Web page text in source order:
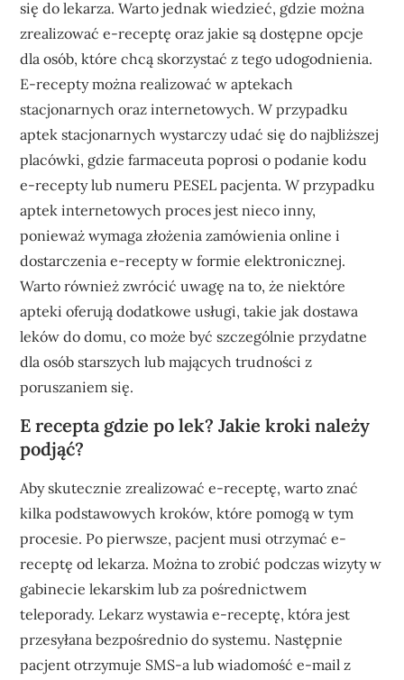
się do lekarza. Warto jednak wiedzieć, gdzie można
zrealizować e-receptę oraz jakie są dostępne opcje
dla osób, które chcą skorzystać z tego udogodnienia.
E-recepty można realizować w aptekach
stacjonarnych oraz internetowych. W przypadku
aptek stacjonarnych wystarczy udać się do najbliższej
placówki, gdzie farmaceuta poprosi o podanie kodu
e-recepty lub numeru PESEL pacjenta. W przypadku
aptek internetowych proces jest nieco inny,
ponieważ wymaga złożenia zamówienia online i
dostarczenia e-recepty w formie elektronicznej.
Warto również zwrócić uwagę na to, że niektóre
apteki oferują dodatkowe usługi, takie jak dostawa
leków do domu, co może być szczególnie przydatne
dla osób starszych lub mających trudności z
poruszaniem się.
E recepta gdzie po lek? Jakie kroki należy
podjąć?
Aby skutecznie zrealizować e-receptę, warto znać
kilka podstawowych kroków, które pomogą w tym
procesie. Po pierwsze, pacjent musi otrzymać e-
receptę od lekarza. Można to zrobić podczas wizyty w
gabinecie lekarskim lub za pośrednictwem
teleporady. Lekarz wystawia e-receptę, która jest
przesyłana bezpośrednio do systemu. Następnie
pacjent otrzymuje SMS-a lub wiadomość e-mail z